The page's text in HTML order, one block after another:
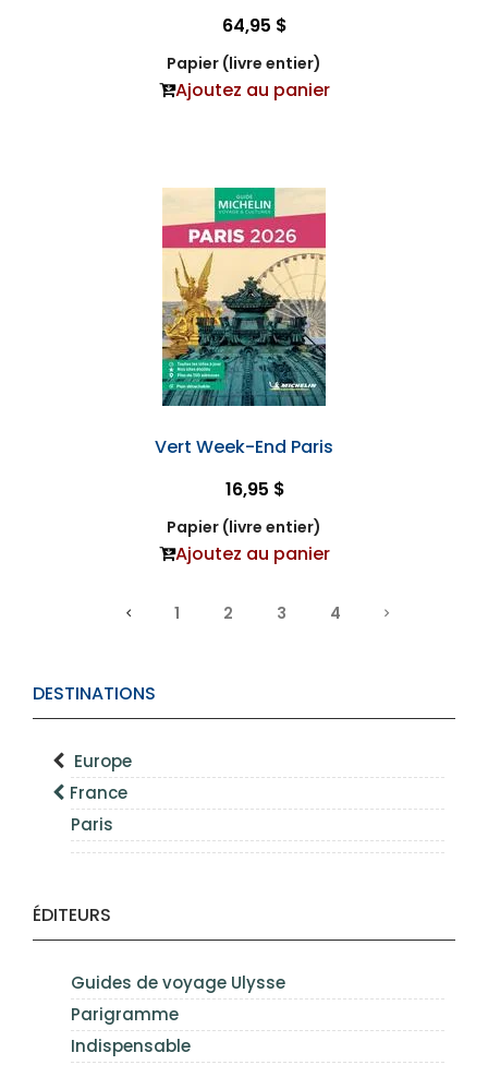
DESTINATIONS
Europe
France
Paris
ÉDITEURS
Guides de voyage Ulysse
Parigramme
Indispensable
64,95 $
Papier (livre entier)
Ajoutez au panier
Vert Week-End Paris
16,95 $
Papier (livre entier)
Ajoutez au panier
1 2 3 4